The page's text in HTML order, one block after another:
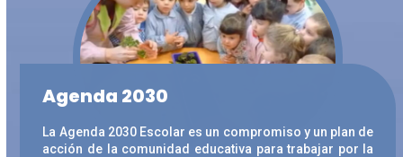
Agenda 2030
La Agenda 2030 Escolar es un compromiso y un plan de
acción de la comunidad educativa para trabajar por la